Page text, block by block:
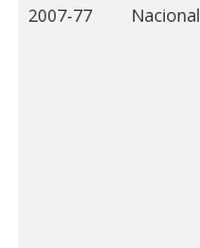
2007-77 Nacional